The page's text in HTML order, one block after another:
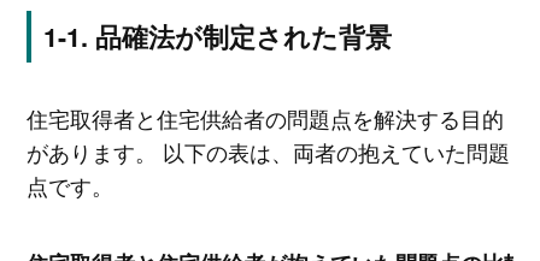
品確法が制定された背景
住宅取得者と住宅供給者の問題点を解決する目的
があります。 以下の表は、両者の抱えていた問題
点です。